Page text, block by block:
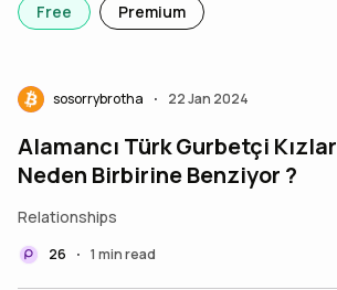
Free Premium
sosorrybrotha • 22 Jan 2024
Alamancı Türk Gurbetçi Kızlar
Neden Birbirine Benziyor ?
Relationships
26 • 1 min read